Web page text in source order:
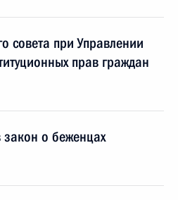
совета при Управлении
прав граждан
о беженцах